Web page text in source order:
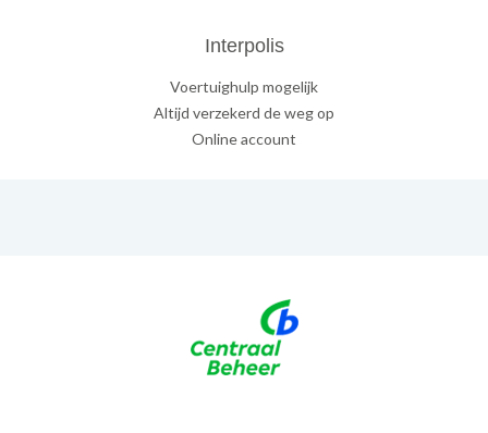
Interpolis
Voertuighulp mogelijk
Altijd verzekerd de weg op
Online account